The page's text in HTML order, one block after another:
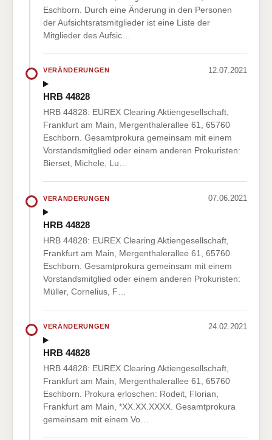
Eschborn. Durch eine Änderung in den Personen
der Aufsichtsratsmitglieder ist eine Liste der
Mitglieder des Aufsic…
VERÄNDERUNGEN 12.07.2021
HRB 44828
HRB 44828: EUREX Clearing Aktiengesellschaft,
Frankfurt am Main, Mergenthalerallee 61, 65760
Eschborn. Gesamtprokura gemeinsam mit einem
Vorstandsmitglied oder einem anderen Prokuristen:
Bierset, Michele, Lu…
VERÄNDERUNGEN 07.06.2021
HRB 44828
HRB 44828: EUREX Clearing Aktiengesellschaft,
Frankfurt am Main, Mergenthalerallee 61, 65760
Eschborn. Gesamtprokura gemeinsam mit einem
Vorstandsmitglied oder einem anderen Prokuristen:
Müller, Cornelius, F…
VERÄNDERUNGEN 24.02.2021
HRB 44828
HRB 44828: EUREX Clearing Aktiengesellschaft,
Frankfurt am Main, Mergenthalerallee 61, 65760
Eschborn. Prokura erloschen: Rodeit, Florian,
Frankfurt am Main, *XX.XX.XXXX. Gesamtprokura
gemeinsam mit einem Vo…